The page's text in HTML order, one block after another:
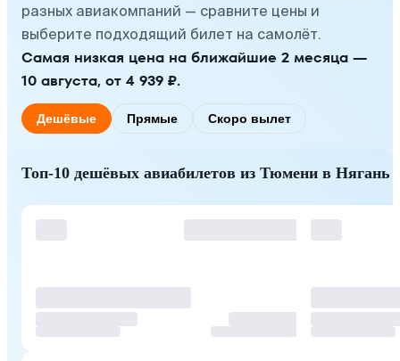
разных авиакомпаний — сравните цены и
выберите подходящий билет на самолёт.
Самая низкая цена на ближайшие 2 месяца —
10 августа, от 4 939 ₽.
Дешёвые Прямые Скоро вылет
Топ-10 дешёвых авиабилетов из Тюмени в Нягань